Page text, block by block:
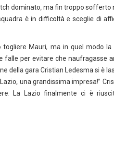
dominato, ma fin troppo sofferto
è in difficoltà e sceglie di
Mauri, ma in quel modo la
falle per evitare che naufragasse
della gara Cristian Ledesma si è
una grandissima impresa!”
La Lazio finalmente ci è